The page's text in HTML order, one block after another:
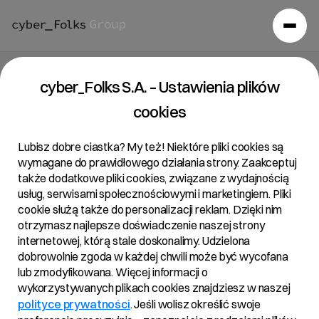
Raport bieżący 19/2023
Temat:
Zawiadomienie o zmianie stanu posiadania akcji Spółki
Podstawa prawna:
Art. 70 pkt 1 Ustawy o ofercie – nabycie lub zbycie
znacznego pakietu akcji
cyber_Folks S.A. – Ustawienia plików
cookies
Lubisz dobre ciastka? My też! Niektóre pliki cookies są
wymagane do prawidłowego działania strony. Zaakceptuj
także dodatkowe pliki cookies, związane z wydajnością
usług, serwisami społecznościowymi i marketingiem. Pliki
cookie służą także do personalizacji reklam. Dzięki nim
otrzymasz najlepsze doświadczenie naszej strony
internetowej, którą stale doskonalimy. Udzielona
dobrowolnie zgoda w każdej chwili może być wycofana
lub zmodyfikowana. Więcej informacji o
wykorzystywanych plikach cookies znajdziesz w naszej
polityce prywatności. Jeśli wolisz określić swoje